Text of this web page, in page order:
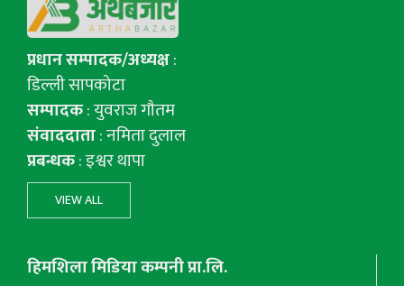
प्रधान सम्पादक/अध्यक्ष:
डिल्ली सापकोटा
सम्पादक: युवराज गाैतम
संवाददाता: नमिता दुलाल
प्रबन्धक: इश्वर थापा
VIEW ALL
हिमशिला मिडिया कम्पनी प्रा.लि.